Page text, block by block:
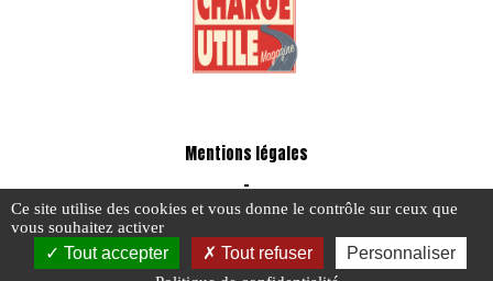
Mentions légales
-
A propos - FAQ
Ce site utilise des cookies et vous donne le contrôle sur ceux que
vous souhaitez activer
Tout accepter Tout refuser Personnaliser